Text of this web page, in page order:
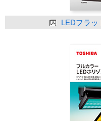
LEDフラッ